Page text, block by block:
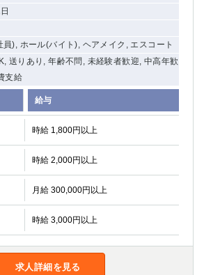
員), ホール(バイト), ヘアメイク, エスコート
送りあり, 年齢不問, 未経験者歓迎, 中高年歓
支給
給与
時給 1,800円以上
時給 2,000円以上
月給 300,000円以上
時給 3,000円以上
求人詳細を見る